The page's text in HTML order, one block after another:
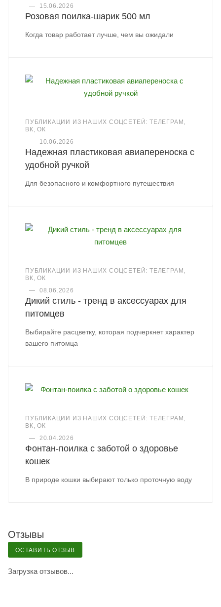
— 15.06.2026
Розовая поилка-шарик 500 мл
Когда товар работает лучше, чем вы ожидали
ПУБЛИКАЦИИ ИЗ НАШИХ СОЦСЕТЕЙ: ТЕЛЕГРАМ,
ВК, ОК
—
10.06.2026
Надежная пластиковая авиапереноска с
удобной ручкой
Для безопасного и комфортного путешествия
ПУБЛИКАЦИИ ИЗ НАШИХ СОЦСЕТЕЙ: ТЕЛЕГРАМ,
ВК, ОК
—
08.06.2026
Дикий стиль - тренд в аксессуарах для
питомцев
Выбирайте расцветку, которая подчеркнет характер
вашего питомца
ПУБЛИКАЦИИ ИЗ НАШИХ СОЦСЕТЕЙ: ТЕЛЕГРАМ,
ВК, ОК
—
20.04.2026
Фонтан-поилка с заботой о здоровье
кошек
В природе кошки выбирают только проточную воду
Отзывы
ОСТАВИТЬ ОТЗЫВ
Загрузка отзывов...